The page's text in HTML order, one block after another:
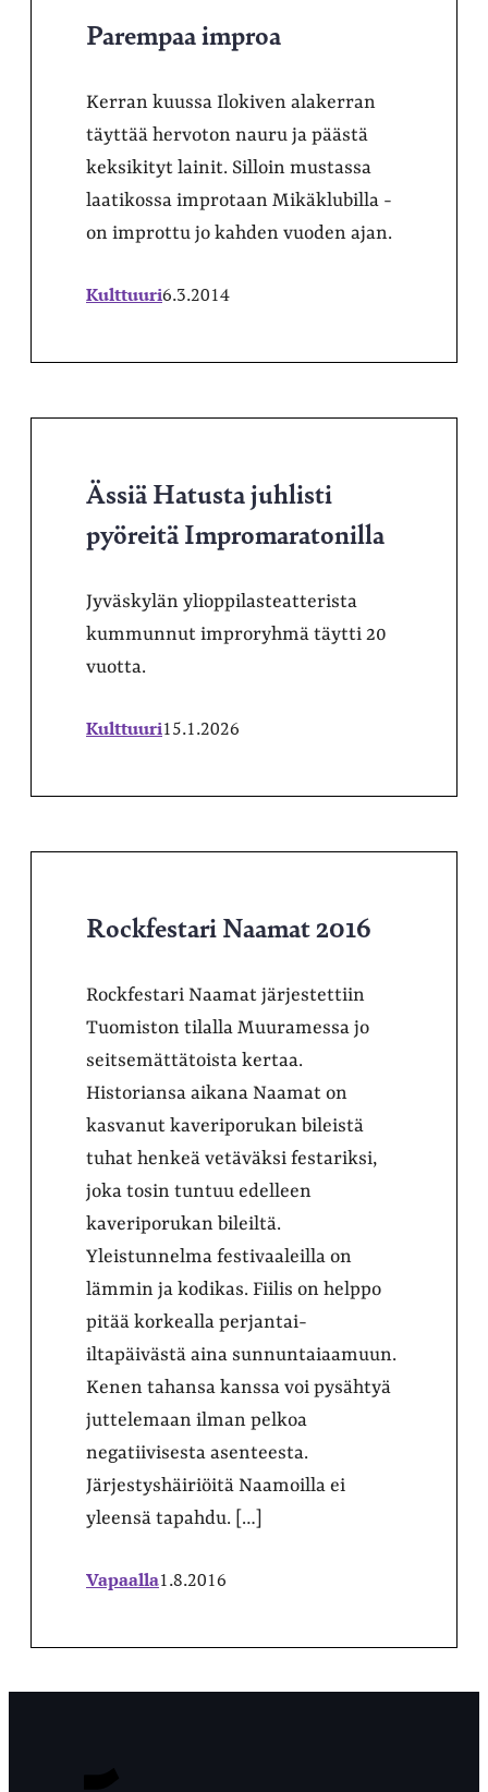
Parempaa improa
Kerran kuussa Ilokiven alakerran
täyttää hervoton nauru ja päästä
keksikityt lainit. Silloin mustassa
laatikossa improtaan Mikäklubilla -
on improttu jo kahden vuoden ajan.
Kulttuuri6.3.2014
Ässiä Hatusta juhlisti
pyöreitä Impromaratonilla
Jyväskylän ylioppilasteatterista
kummunnut improryhmä täytti 20
vuotta.
Kulttuuri15.1.2026
Rockfestari Naamat 2016
Rockfestari Naamat järjestettiin
Tuomiston tilalla Muuramessa jo
seitsemättätoista kertaa.
Historiansa aikana Naamat on
kasvanut kaveriporukan bileistä
tuhat henkeä vetäväksi festariksi,
joka tosin tuntuu edelleen
kaveriporukan bileiltä.
Yleistunnelma festivaaleilla on
lämmin ja kodikas. Fiilis on helppo
pitää korkealla perjantai-
iltapäivästä aina sunnuntaiaamuun.
Kenen tahansa kanssa voi pysähtyä
juttelemaan ilman pelkoa
negatiivisesta asenteesta.
Järjestyshäiriöitä Naamoilla ei
yleensä tapahdu. […]
Vapaalla1.8.2016